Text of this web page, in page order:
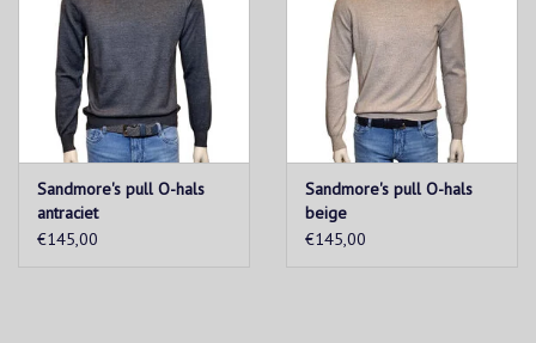
Sandmore's pull O-hals
antraciet
€145,00
Sandmore's pull O-hals
beige
€145,00